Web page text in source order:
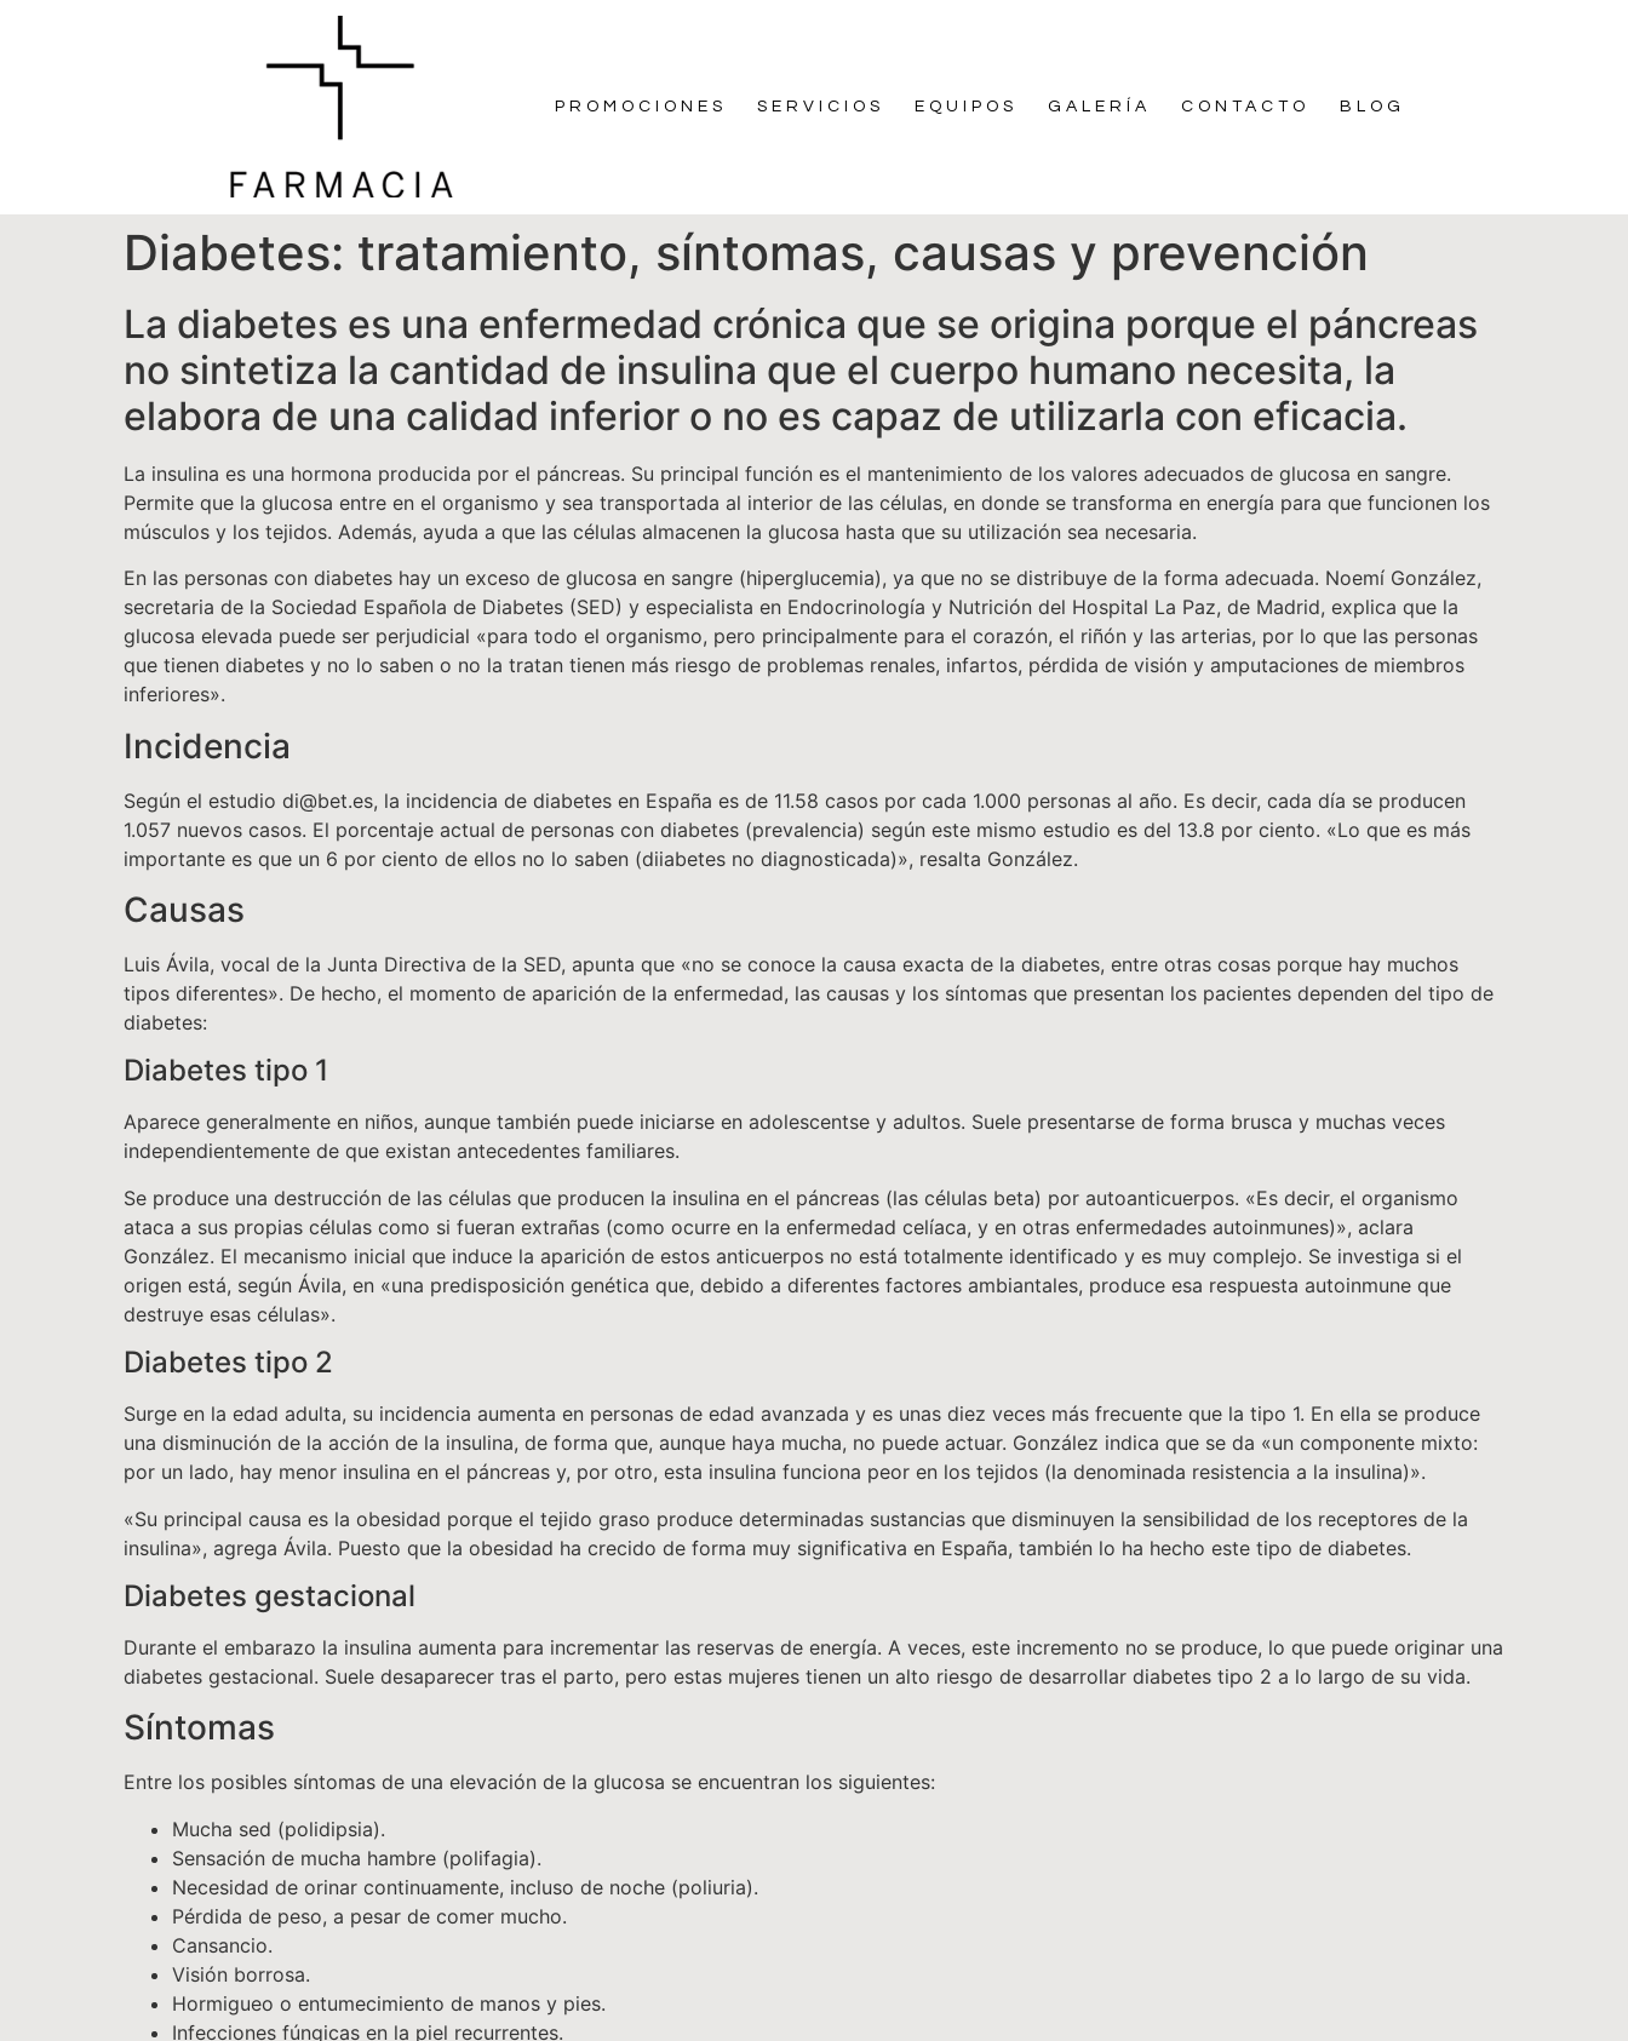
PROMOCIONES SERVICIOS EQUIPOS GALERÍA CONTACTO BLOG
Diabetes: tratamiento, síntomas, causas y prevención
La diabetes es una enfermedad crónica que se origina porque el páncreas
no sintetiza la cantidad de insulina que el cuerpo humano necesita, la
elabora de una calidad inferior o no es capaz de utilizarla con eficacia.
La insulina es una hormona producida por el páncreas. Su principal función es el mantenimiento de los valores adecuados de glucosa en sangre.
Permite que la glucosa entre en el organismo y sea transportada al interior de las células, en donde se transforma en energía para que funcionen los
músculos y los tejidos. Además, ayuda a que las células almacenen la glucosa hasta que su utilización sea necesaria.
En las personas con diabetes hay un exceso de glucosa en sangre (hiperglucemia), ya que no se distribuye de la forma adecuada. Noemí González,
secretaria de la Sociedad Española de Diabetes (SED) y especialista en Endocrinología y Nutrición del Hospital La Paz, de Madrid, explica que la
glucosa elevada puede ser perjudicial «para todo el organismo, pero principalmente para el corazón, el riñón y las arterias, por lo que las personas
que tienen diabetes y no lo saben o no la tratan tienen más riesgo de problemas renales, infartos, pérdida de visión y amputaciones de miembros
inferiores».
Incidencia
Según el estudio di@bet.es, la incidencia de diabetes en España es de 11.58 casos por cada 1.000 personas al año. Es decir, cada día se producen
1.057 nuevos casos. El porcentaje actual de personas con diabetes (prevalencia) según este mismo estudio es del 13.8 por ciento. «Lo que es más
importante es que un 6 por ciento de ellos no lo saben (diiabetes no diagnosticada)», resalta González.
Causas
Luis Ávila, vocal de la Junta Directiva de la SED, apunta que «no se conoce la causa exacta de la diabetes, entre otras cosas porque hay muchos
tipos diferentes». De hecho, el momento de aparición de la enfermedad, las causas y los síntomas que presentan los pacientes dependen del tipo de
diabetes:
Diabetes tipo 1
Aparece generalmente en niños, aunque también puede iniciarse en adolescentse y adultos. Suele presentarse de forma brusca y muchas veces
independientemente de que existan antecedentes familiares.
Se produce una destrucción de las células que producen la insulina en el páncreas (las células beta) por autoanticuerpos. «Es decir, el organismo
ataca a sus propias células como si fueran extrañas (como ocurre en la enfermedad celíaca, y en otras enfermedades autoinmunes)», aclara
González. El mecanismo inicial que induce la aparición de estos anticuerpos no está totalmente identificado y es muy complejo. Se investiga si el
origen está, según Ávila, en «una predisposición genética que, debido a diferentes factores ambiantales, produce esa respuesta autoinmune que
destruye esas células».
Diabetes tipo 2
Surge en la edad adulta, su incidencia aumenta en personas de edad avanzada y es unas diez veces más frecuente que la tipo 1. En ella se produce
una disminución de la acción de la insulina, de forma que, aunque haya mucha, no puede actuar. González indica que se da «un componente mixto:
por un lado, hay menor insulina en el páncreas y, por otro, esta insulina funciona peor en los tejidos (la denominada resistencia a la insulina)».
«Su principal causa es la obesidad porque el tejido graso produce determinadas sustancias que disminuyen la sensibilidad de los receptores de la
insulina», agrega Ávila. Puesto que la obesidad ha crecido de forma muy significativa en España, también lo ha hecho este tipo de diabetes.
Diabetes gestacional
Durante el embarazo la insulina aumenta para incrementar las reservas de energía. A veces, este incremento no se produce, lo que puede originar una
diabetes gestacional. Suele desaparecer tras el parto, pero estas mujeres tienen un alto riesgo de desarrollar diabetes tipo 2 a lo largo de su vida.
Síntomas
Entre los posibles síntomas de una elevación de la glucosa se encuentran los siguientes:
Mucha sed (polidipsia).
Sensación de mucha hambre (polifagia).
Necesidad de orinar continuamente, incluso de noche (poliuria).
Pérdida de peso, a pesar de comer mucho.
Cansancio.
Visión borrosa.
Hormigueo o entumecimiento de manos y pies.
Infecciones fúngicas en la piel recurrentes.